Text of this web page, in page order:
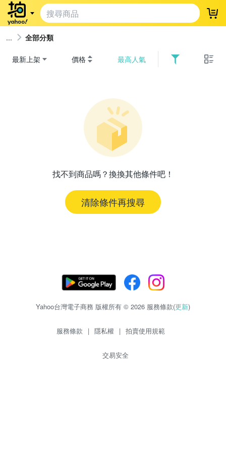
登
全部分類
最新上架 價格 最高人氣
找不到商品嗎？換換其他條件吧！
清除條件再搜尋
Yahoo台灣電子商務 版權所有 © 2026 服務條款(更新)
服務條款 | 隱私權 | 拍賣使用規範
交易安全